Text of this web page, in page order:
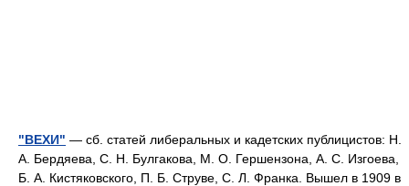
"ВЕХИ" — сб. статей либеральных и кадетских публицистов: Н.
А. Бердяева, С. Н. Булгакова, М. О. Гершензона, А. С. Изгоева,
Б. А. Кистяковского, П. Б. Струве, С. Л. Франка. Вышел в 1909 в